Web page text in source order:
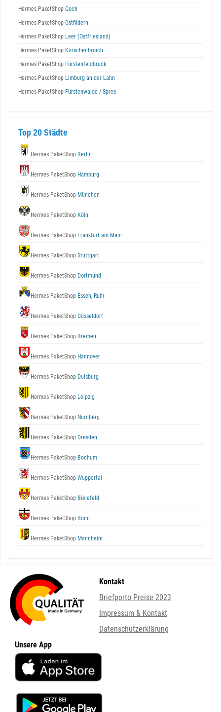
Hermes PaketShop Goch
Hermes PaketShop Ostfildern
Hermes PaketShop Leer (Ostfriesland)
Hermes PaketShop Korschenbroich
Hermes PaketShop Fürstenfeldbruck
Hermes PaketShop Limburg an der Lahn
Hermes PaketShop Fürstenwalde / Spree
Top 20 Städte
Hermes PaketShop Berlin
Hermes PaketShop Hamburg
Hermes PaketShop München
Hermes PaketShop Köln
Hermes PaketShop Frankfurt am Main
Hermes PaketShop Stuttgart
Hermes PaketShop Dortmund
Hermes PaketShop Essen, Ruhr
Hermes PaketShop Düsseldorf
Hermes PaketShop Bremen
Hermes PaketShop Hannover
Hermes PaketShop Duisburg
Hermes PaketShop Leipzig
Hermes PaketShop Nürnberg
Hermes PaketShop Dresden
Hermes PaketShop Bochum
Hermes PaketShop Wuppertal
Hermes PaketShop Bielefeld
Hermes PaketShop Bonn
Hermes PaketShop Mannheim
Kontakt
Briefporto Preise 2023
Impressum & Kontakt
Datenschutzerklärung
Unsere App